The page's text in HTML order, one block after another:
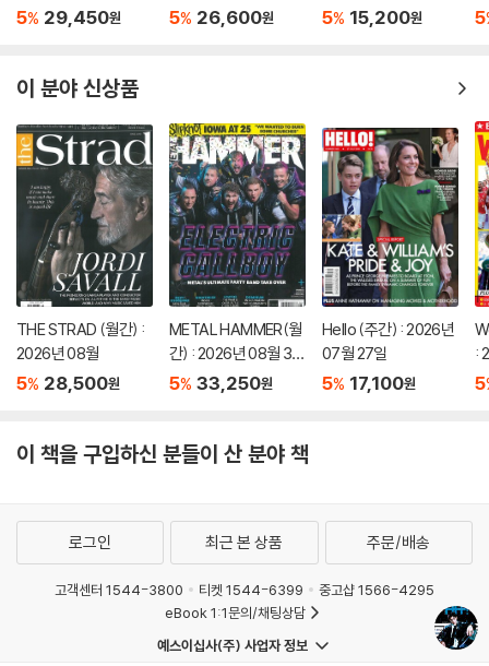
5% 29,450원 5% 26,600원 5% 15,200원 5
이 분야 신상품
THE STRAD (월간) :
2026년 08월
5% 28,500원
METAL HAMMER(월
간) : 2026년 08월 31
일 SUMMER 이슈
5% 33,250원
Hello (주간) : 2026년
07월 27일
5% 17,100원
:
5
이 책을 구입하신 분들이 산 분야 책
로그인 최근 본 상품 주문/배송
고객센터 1544-3800 티켓 1544-6399
중고샵 1566-4295
eBook 1:1문의/채팅상담
예스이십사(주) 사업자 정보